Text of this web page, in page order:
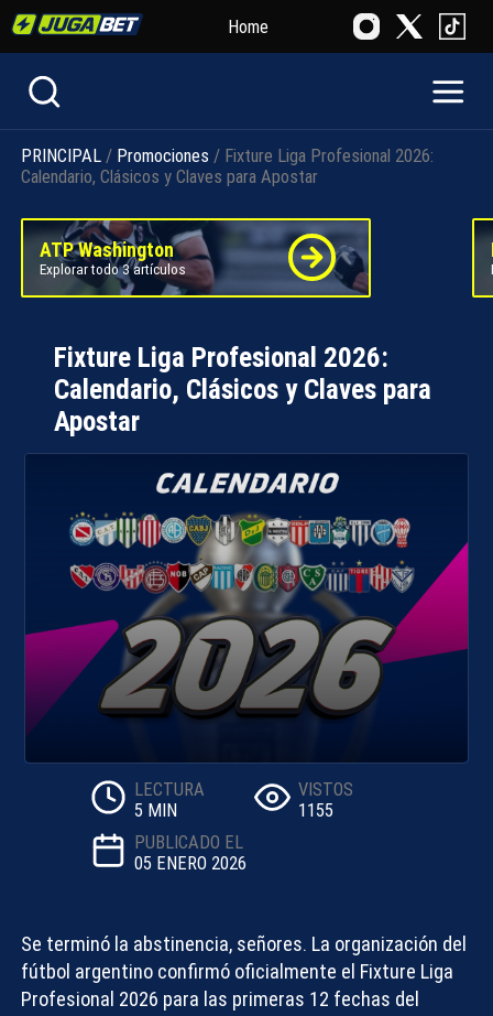
Home
PRINCIPAL / Promociones / Fixture Liga Profesional 2026:
Calendario, Clásicos y Claves para Apostar
ATP Washington
Explorar todo 3 artículos
Fixture Liga Profesional 2026:
Calendario, Clásicos y Claves para
Apostar
LECTURA
5 MIN
VISTOS
1155
PUBLICADO EL
05 ENERO 2026
Se terminó la abstinencia, señores. La organización del
fútbol argentino confirmó oficialmente el Fixture Liga
Profesional 2026 para las primeras 12 fechas del